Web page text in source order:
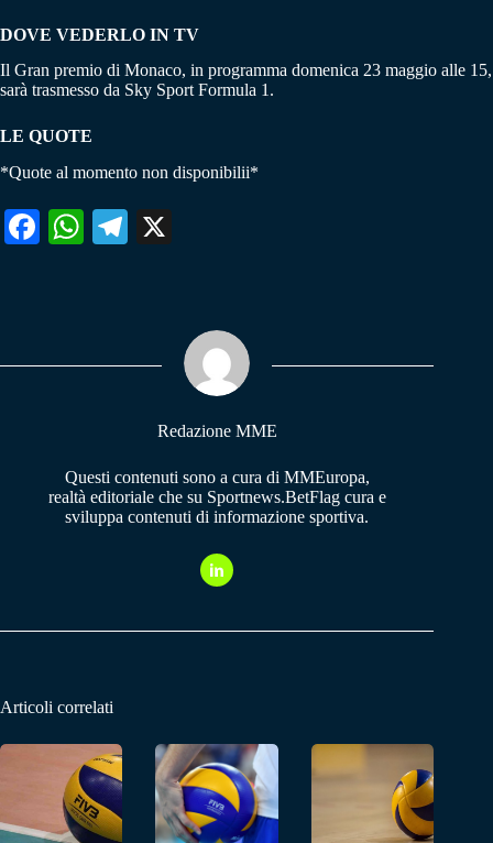
DOVE VEDERLO IN TV
Il Gran premio di Monaco, in programma domenica 23 maggio alle 15,
sarà trasmesso da Sky Sport Formula 1.
LE QUOTE
*Quote al momento non disponibilii*
Fa W
pp
Te
m
Redazione MME
Questi contenuti sono a cura di MMEuropa,
realtà editoriale che su Sportnews.BetFlag cura e
sviluppa contenuti di informazione sportiva.
Articoli correlati